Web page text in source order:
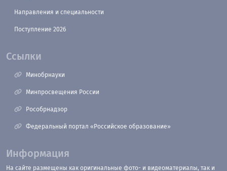
Направления и специальности
Поступление 2026
Ссылки
Минобрнауки
Минпросвещения России
Рособрнадзор
Федеральный портал «Российское образование»
Информация
На сайте размещены как оригинальные фото- и видеоматериалы, так и